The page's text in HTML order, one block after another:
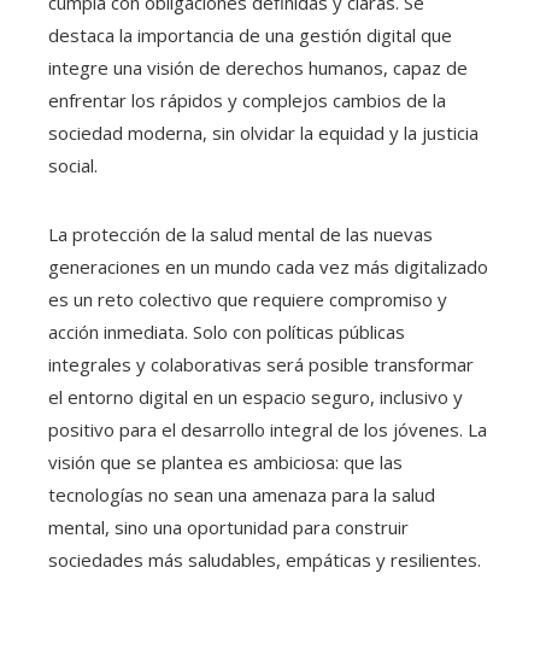
destaca la importancia de una gestión digital que
integre una visión de derechos humanos, capaz de
enfrentar los rápidos y complejos cambios de la
sociedad moderna, sin olvidar la equidad y la justicia
social.
La protección de la salud mental de las nuevas
generaciones en un mundo cada vez más digitalizado
es un reto colectivo que requiere compromiso y
acción inmediata. Solo con políticas públicas
integrales y colaborativas será posible transformar
el entorno digital en un espacio seguro, inclusivo y
positivo para el desarrollo integral de los jóvenes. La
visión que se plantea es ambiciosa: que las
tecnologías no sean una amenaza para la salud
mental, sino una oportunidad para construir
sociedades más saludables, empáticas y resilientes.